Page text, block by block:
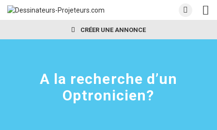
CRÉER UNE ANNONCE
A la recherche d’un
Optronicien?